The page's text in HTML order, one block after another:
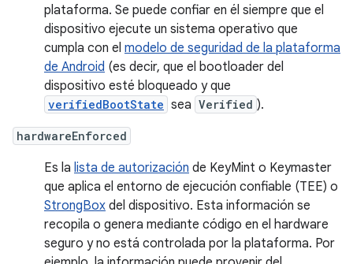
plataforma. Se puede confiar en él siempre que el
dispositivo ejecute un sistema operativo que
cumpla con el modelo de seguridad de la plataforma
de Android (es decir, que el bootloader del
dispositivo esté bloqueado y que
verifiedBootState sea Verified ).
hardwareEnforced
Es la lista de autorización de KeyMint o Keymaster
que aplica el entorno de ejecución confiable (TEE) o
StrongBox del dispositivo. Esta información se
recopila o genera mediante código en el hardware
seguro y no está controlada por la plataforma. Por